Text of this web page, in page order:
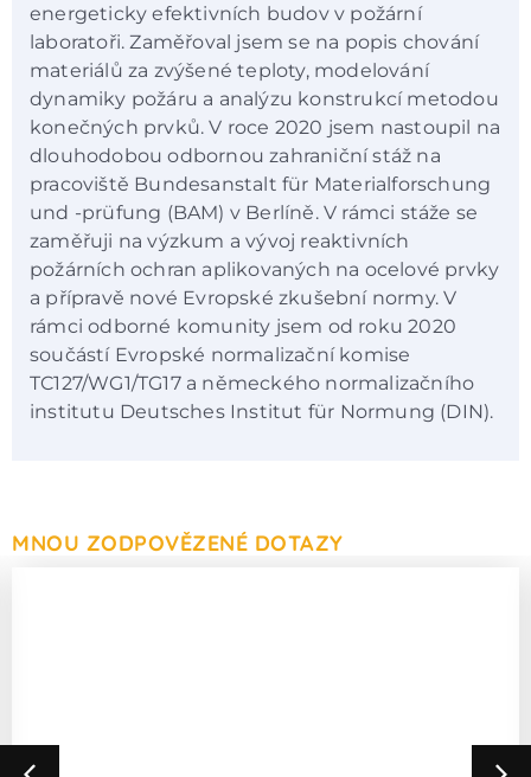
energeticky efektivních budov v požární
laboratoři. Zaměřoval jsem se na popis chování
materiálů za zvýšené teploty, modelování
dynamiky požáru a analýzu konstrukcí metodou
konečných prvků. V roce 2020 jsem nastoupil na
dlouhodobou odbornou zahraniční stáž na
pracoviště Bundesanstalt für Materialforschung
und -prüfung (BAM) v Berlíně. V rámci stáže se
zaměřuji na výzkum a vývoj reaktivních
požárních ochran aplikovaných na ocelové prvky
a přípravě nové Evropské zkušební normy. V
rámci odborné komunity jsem od roku 2020
součástí Evropské normalizační komise
TC127/WG1/TG17 a německého normalizačního
institutu Deutsches Institut für Normung (DIN).
MNOU ZODPOVĚZENÉ DOTAZY